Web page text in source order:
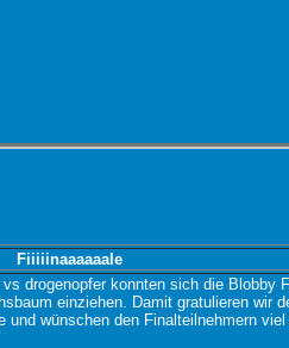
Fiiiiinaaaaaale
drogenopfer konnten sich die Blobby
einziehen. Damit gratulieren wir
und wünschen den Finalteilnehmern